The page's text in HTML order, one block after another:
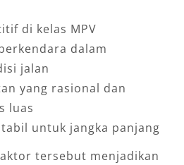
di kelas MPV
dalam
jalan
yang rasional dan
luas
untuk jangka panjang
tersebut menjadikan